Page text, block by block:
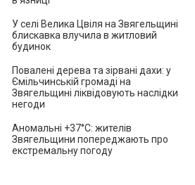
У селі Велика Цвіля на Звягельщині
блискавка влучила в житловий
будинок
Повалені дерева та зірвані дахи: у
Ємільчинській громаді на
Звягельщині ліквідовують наслідки
негоди
Аномальні +37°C: жителів
Звягельщини попереджають про
екстремальну погоду